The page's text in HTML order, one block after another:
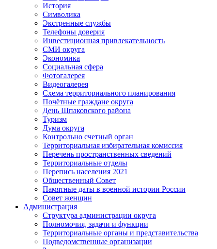
История
Символика
Экстренные службы
Телефоны доверия
Инвестиционная привлекательность
СМИ округа
Экономика
Социальная сфера
Фотогалерея
Видеогалерея
Схема территориального планирования
Почётные граждане округа
День Шпаковского района
Туризм
Дума округа
Контрольно счетный орган
Территориальная избирательная комиссия
Перечень пространственных сведений
Территориальные отделы
Перепись населения 2021
Общественный Совет
Памятные даты в военной истории России
Совет женщин
Администрация
Структура администрации округа
Полномочия, задачи и функции
Территориальные органы и представительства
Подведомственные организации